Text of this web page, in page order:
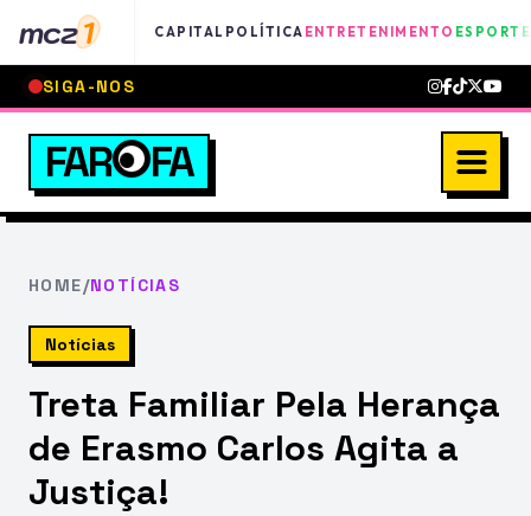
mcz1 CAPITAL POLÍTICA ENTRETENIMENTO
SIGA-NOS
FAR FA
HOME/NOTÍCIAS
Notícias
Treta Familiar Pela Herança
de Erasmo Carlos Agita a
Justiça!